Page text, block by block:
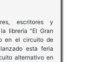
escritores y
librería “El Gran
en el circuito de
esta feria
alternativo en